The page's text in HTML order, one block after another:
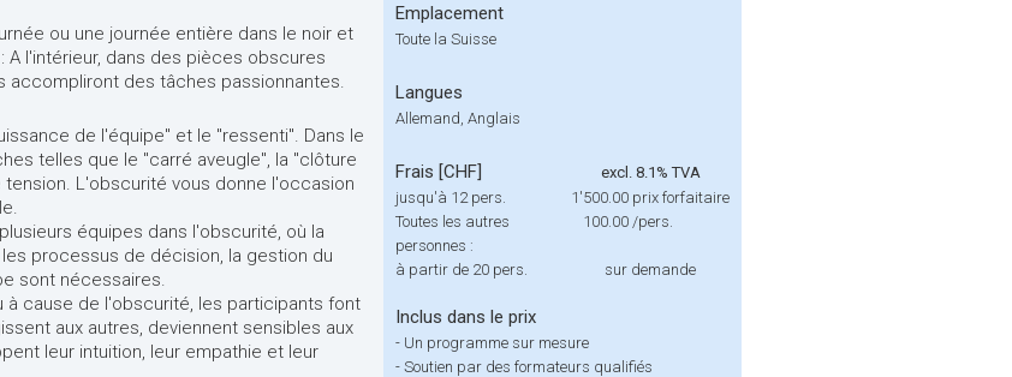
ou une journée entière dans le noir et
l'intérieur, dans des pièces obscures
accompliront des tâches passionnantes.
de l'équipe" et le "ressenti". Dans le
telles que le "carré aveugle", la "clôture
L'obscurité vous donne l'occasion
équipes dans l'obscurité, où la
processus de décision, la gestion du
sont nécessaires.
à cause de l'obscurité, les participants font
aux autres, deviennent sensibles aux
leur intuition, leur empathie et leur
Emplacement
Toute la Suisse
Langues
Allemand, Anglais
Frais [CHF]
excl. 8.1% TVA
jusqu'à 12 pers.
1'500.00 prix forfaitaire
Toutes les autres
personnes :
100.00 /pers.
à partir de 20 pers. sur demande
Inclus dans le prix
- Un programme sur mesure
- Soutien par des formateurs qualifiés